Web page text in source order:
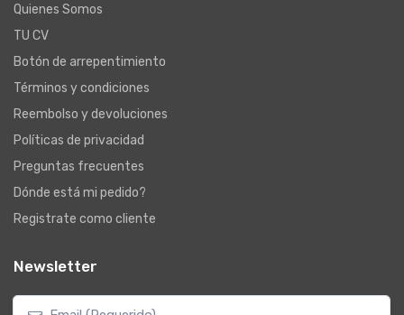
Quienes Somos
TU CV
Botón de arrepentimiento
Términos y condiciones
Reembolso y devoluciones
Políticas de privacidad
Preguntas frecuentes
Dónde está mi pedido?
Registrate como cliente
Newsletter